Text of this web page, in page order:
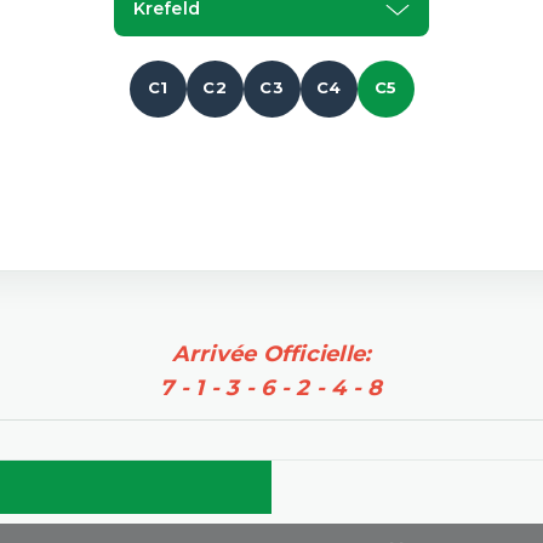
Krefeld
C1 C2 C3 C4 C5
Arrivée Officielle:
7 - 1 - 3 - 6 - 2 - 4 - 8